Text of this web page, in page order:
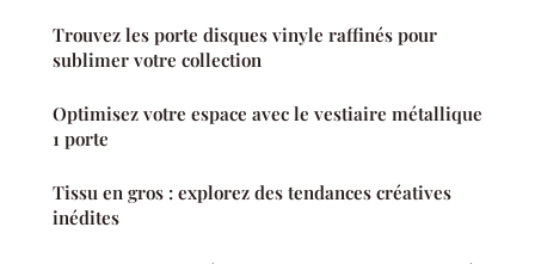
Trouvez les porte disques vinyle raffinés pour
sublimer votre collection
Optimisez votre espace avec le vestiaire métallique
1 porte
Tissu en gros : explorez des tendances créatives
inédites